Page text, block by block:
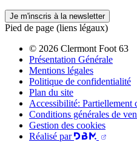
Je m'inscris à la newsletter
Pied de page (liens légaux)
© 2026 Clermont Foot 63
Présentation Générale
Mentions légales
Politique de confidentialité
Plan du site
Accessibilité: Partiellement
Conditions générales de
Gestion des cookies
Réalisé par